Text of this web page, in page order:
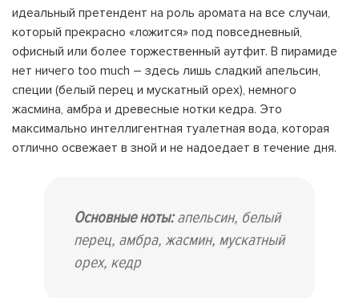
идеальный претендент на роль аромата на все случаи,
который прекрасно «ложится» под повседневный,
офисный или более торжественный аутфит. В пирамиде
нет ничего too much – здесь лишь сладкий апельсин,
специи (белый перец и мускатный орех), немного
жасмина, амбра и древесные нотки кедра. Это
максимально интеллигентная туалетная вода, которая
отлично освежает в зной и не надоедает в течение дня.
Основные ноты:апельсин, белый
перец, амбра, жасмин, мускатный
орех, кедр